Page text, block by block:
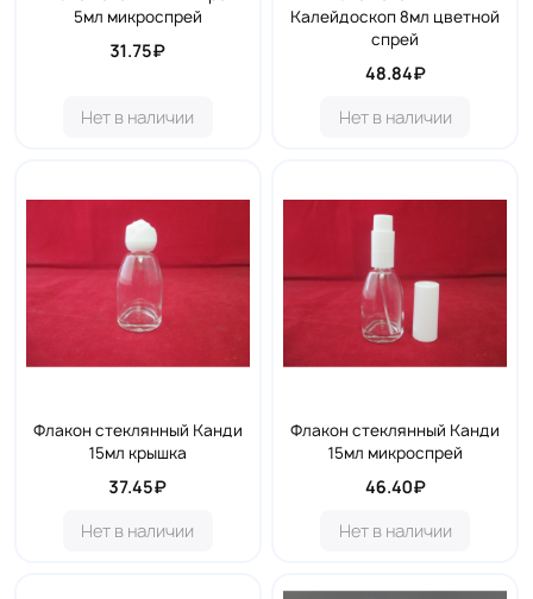
5мл микроспрей
31.75₽
Нет в наличии
Калейдоскоп 8мл цветной
спрей
48.84₽
Нет в наличии
Флакон стеклянный Канди
15мл крышка
37.45₽
Нет в наличии
Флакон стеклянный Канди
15мл микроспрей
46.40₽
Нет в наличии